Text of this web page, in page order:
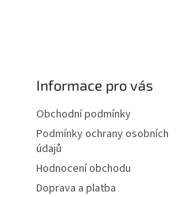
Informace pro vás
Obchodní podmínky
Podmínky ochrany osobních
údajů
Hodnocení obchodu
Doprava a platba